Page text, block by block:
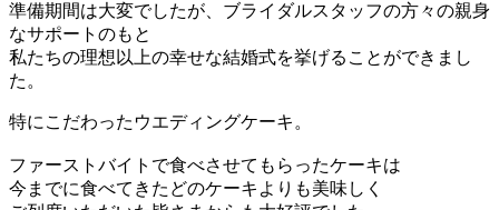
準備期間は大変でしたが、ブライダルスタッフの方々の親身
なサポートのもと
私たちの理想以上の幸せな結婚式を挙げることができまし
た。
特にこだわったウエディングケーキ。
ファーストバイトで食べさせてもらったケーキは
今までに食べてきたどのケーキよりも美味しく